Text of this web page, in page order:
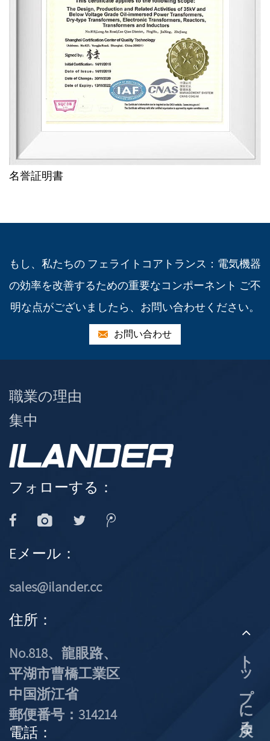
名誉証明書
もし、私たちの フェライトコアトランス：電気機器
の効率を改善するための重要なコンポーネント ご不
明な点がございましたら、お問い合わせください。
お問い合わせ
職業の理由
集中
フォローする：
Eメール：
sales@ilander.cc
住所：
No.818、龍眼路、
平湖市曹橋工業区
中国浙江省
郵便番号：314214
電話：
トップに戻る